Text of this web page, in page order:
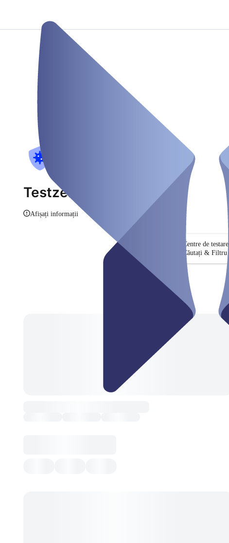
Testzentrum Moers
Afișați informații
Centre de testare
Căutați & Filtru